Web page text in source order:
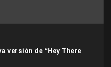
versión de “Hey There